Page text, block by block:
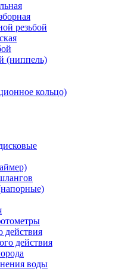
резьбой
(ниппель)
кольцо)
действия
действия
воды